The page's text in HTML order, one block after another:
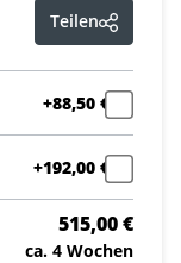
Teilen
+88,50 €
+192,00 €
515,00 €
ca. 4 Wochen